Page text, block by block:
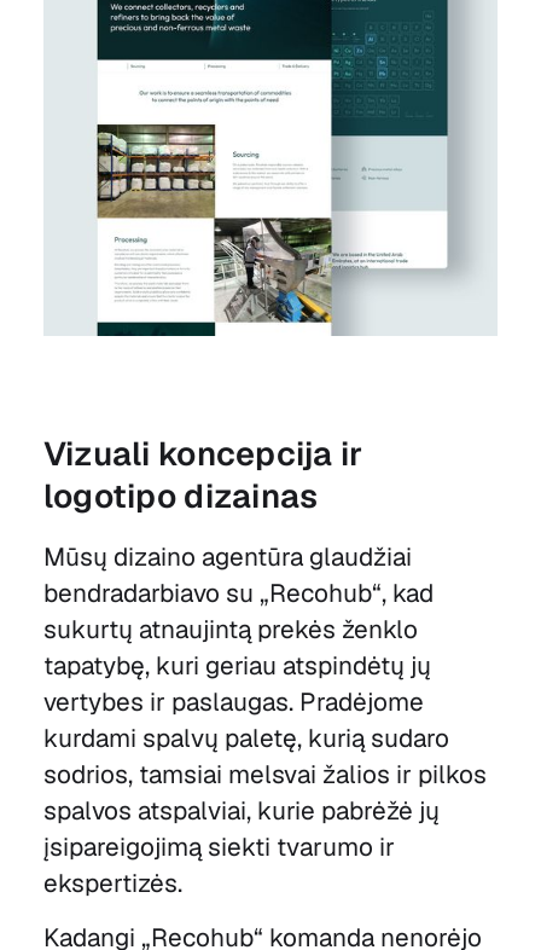
Vizuali koncepcija ir
logotipo dizainas
Mūsų dizaino agentūra glaudžiai
bendradarbiavo su „Recohub“, kad
sukurtų atnaujintą prekės ženklo
tapatybę, kuri geriau atspindėtų jų
vertybes ir paslaugas. Pradėjome
kurdami spalvų paletę, kurią sudaro
sodrios, tamsiai melsvai žalios ir pilkos
spalvos atspalviai, kurie pabrėžė jų
įsipareigojimą siekti tvarumo ir
ekspertizės.
Kadangi „Recohub“ komanda nenorėjo